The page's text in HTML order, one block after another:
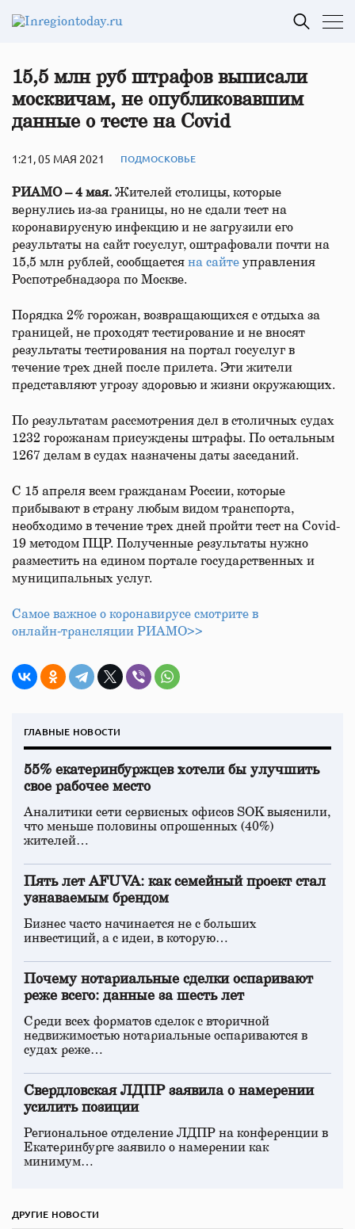
15,5 млн руб штрафов выписали
москвичам, не опубликовавшим
данные о тесте на Covid
1:21, 05 МАЯ 2021 ПОДМОСКОВЬЕ
РИАМО – 4 мая. Жителей столицы, которые
вернулись из-за границы, но не сдали тест на
коронавирусную инфекцию и не загрузили его
результаты на сайт госуслуг, оштрафовали почти на
15,5 млн рублей, сообщается на сайте управления
Роспотребнадзора по Москве.
Порядка 2% горожан, возвращающихся с отдыха за
границей, не проходят тестирование и не вносят
результаты тестирования на портал госуслуг в
течение трех дней после прилета. Эти жители
представляют угрозу здоровью и жизни окружающих.
По результатам рассмотрения дел в столичных судах
1232 горожанам присуждены штрафы. По остальным
1267 делам в судах назначены даты заседаний.
С 15 апреля всем гражданам России, которые
прибывают в страну любым видом транспорта,
необходимо в течение трех дней пройти тест на Covid-
19 методом ПЦР. Полученные результаты нужно
разместить на едином портале государственных и
муниципальных услуг.
Самое важное о коронавирусе смотрите в
онлайн‑трансляции РИАМО>>
ГЛАВНЫЕ НОВОСТИ
55% екатеринбуржцев хотели бы улучшить
свое рабочее место
Аналитики сети сервисных офисов SOK выяснили,
что меньше половины опрошенных (40%)
жителей…
Пять лет AFUVA: как семейный проект стал
узнаваемым брендом
Бизнес часто начинается не с больших
инвестиций, а с идеи, в которую…
Почему нотариальные сделки оспаривают
реже всего: данные за шесть лет
Среди всех форматов сделок с вторичной
недвижимостью нотариальные оспариваются в
судах реже…
Свердловская ЛДПР заявила о намерении
усилить позиции
Региональное отделение ЛДПР на конференции в
Екатеринбурге заявило о намерении как
минимум…
ДРУГИЕ НОВОСТИ